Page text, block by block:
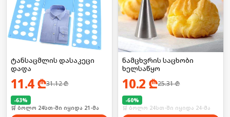
ტანსაცმლის დასაკეცი
დაფა
11.4₾31.12₾
-63%
🛒 ბოლო 24სთ-ში იყიდა 21-მა
ნამცხვრის საცხობი
ხელსაწყო
10.2 ₾25.31₾
-60%
🛒 ბოლო 24სთ-ში იყიდა 24-მა